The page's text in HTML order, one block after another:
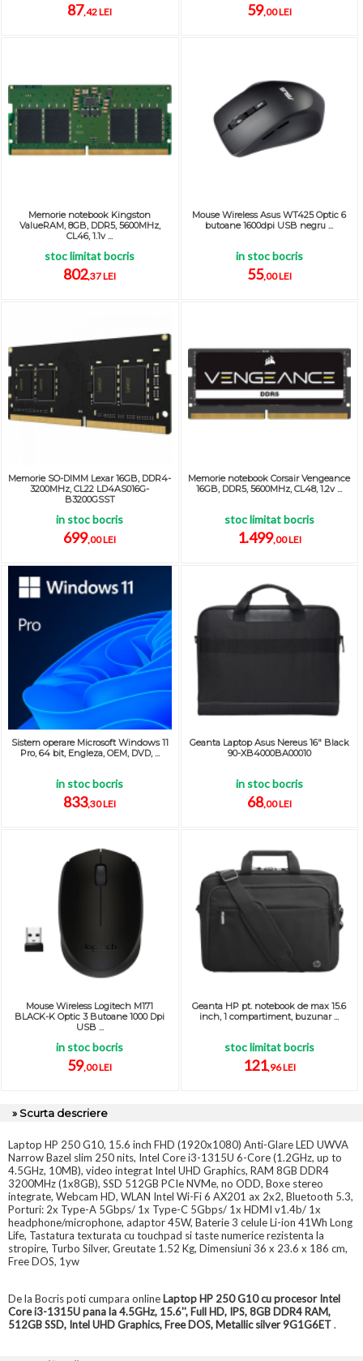
87,42 LEI 59,00 LEI
Memorie notebook Kingston
ValueRAM, 8GB, DDR5, 5600MHz,
CL46, 1.1v ...
stoc limitat bocris
802,37 LEI
Mouse Wireless Asus WT425 Optic 6
butoane 1600dpi USB negru ...
in stoc bocris
55,00 LEI
Memorie SO-DIMM Lexar 16GB, DDR4-
3200MHz, CL22 LD4AS016G-
B3200GSST
in stoc bocris
699,00 LEI
Memorie notebook Corsair Vengeance
16GB, DDR5, 5600MHz, CL48, 1.2v ...
stoc limitat bocris
1.499,00 LEI
Sistem operare Microsoft Windows 11
Pro, 64 bit, Engleza, OEM, DVD, ...
in stoc bocris
833,30 LEI
Geanta Laptop Asus Nereus 16" Black
90-XB4000BA00010
in stoc bocris
68,00 LEI
Mouse Wireless Logitech M171
BLACK-K Optic 3 Butoane 1000 Dpi
USB ...
in stoc bocris
59,00 LEI
Geanta HP pt. notebook de max 15.6
inch, 1 compartiment, buzunar ...
stoc limitat bocris
121,96 LEI
» Scurta descriere
Laptop HP 250 G10, 15.6 inch FHD (1920x1080) Anti-Glare LED UWVA
Narrow Bazel slim 250 nits, Intel Core i3-1315U 6-Core (1.2GHz, up to
4.5GHz, 10MB), video integrat Intel UHD Graphics, RAM 8GB DDR4
3200MHz (1x8GB), SSD 512GB PCIe NVMe, no ODD, Boxe stereo
integrate, Webcam HD, WLAN Intel Wi-Fi 6 AX201 ax 2x2, Bluetooth 5.3,
Porturi: 2x Type-A 5Gbps/ 1x Type-C 5Gbps/ 1x HDMI v1.4b/ 1x
headphone/microphone, adaptor 45W, Baterie 3 celule Li-ion 41Wh Long
Life, Tastatura texturata cu touchpad si taste numerice rezistenta la
stropire, Turbo Silver, Greutate 1.52 Kg, Dimensiuni 36 x 23.6 x 186 cm,
Free DOS, 1yw
De la Bocris poti cumpara online Laptop HP 250 G10 cu procesor Intel
Core i3-1315U pana la 4.5GHz, 15.6'', Full HD, IPS, 8GB DDR4 RAM,
512GB SSD, Intel UHD Graphics, Free DOS, Metallic silver 9G1G6ET.